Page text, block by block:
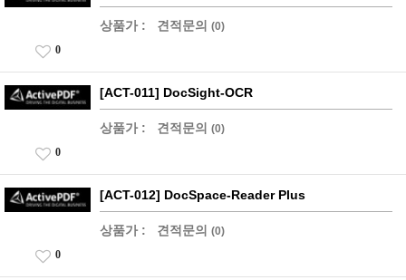
상품가 : 견적문의 (0)
0
[ACT-011] DocSight-OCR
상품가 : 견적문의 (0)
0
[ACT-012] DocSpace-Reader Plus
상품가 : 견적문의 (0)
0